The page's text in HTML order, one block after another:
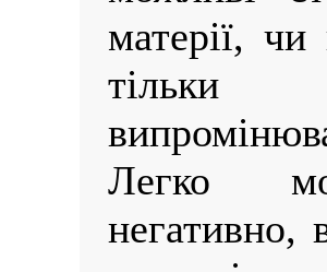
матерії,
Легко
негативно,